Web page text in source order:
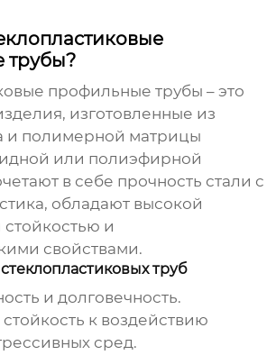
трубы?
профильные трубы – это
изготовленные из
и полимерной матрицы
или полиэфирной
в себе прочность стали с
обладают высокой
и
свойствами.
труб
и долговечность.
к воздействию
сред.